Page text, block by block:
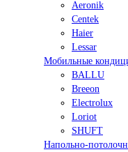
Aeronik
Centek
Haier
Lessar
Мобильные
BALLU
Breeon
Electrolux
Loriot
SHUFT
Напольно-